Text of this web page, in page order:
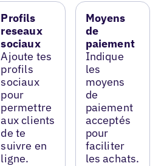
Profils
reseaux
sociaux
Ajoute tes
profils
sociaux
pour
permettre
aux clients
de te
suivre en
ligne.
Moyens
de
paiement
Indique
les
moyens
de
paiement
acceptés
pour
faciliter
les achats.